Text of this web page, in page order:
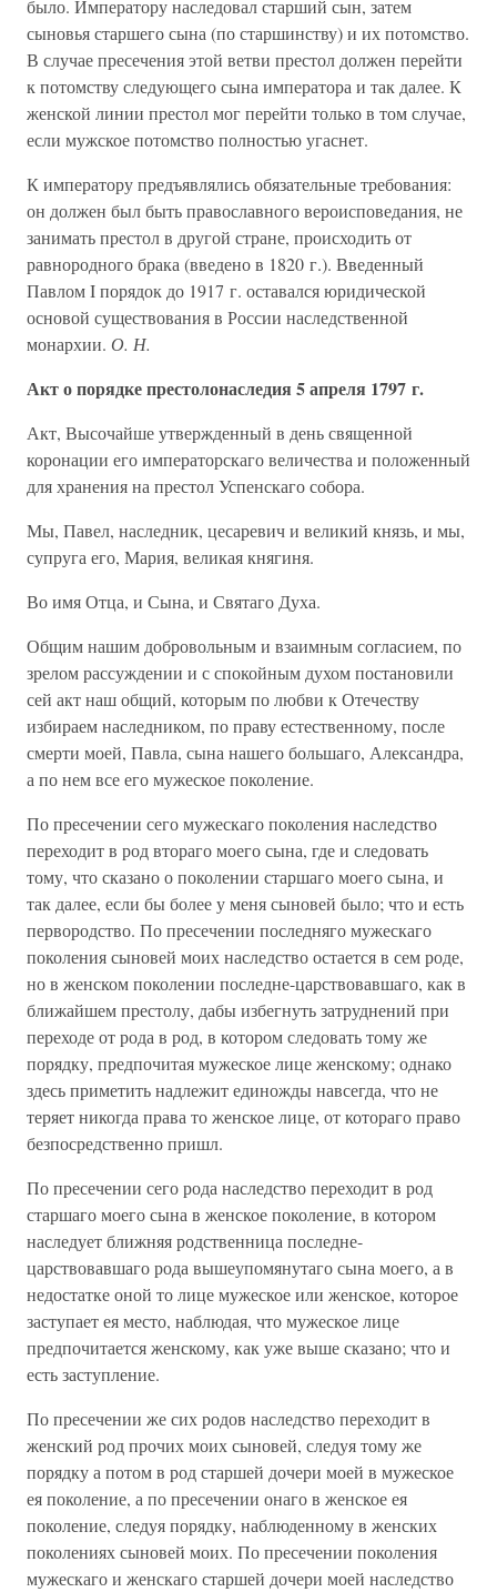
было. Императору наследовал старший сын, затем
сыновья старшего сына (по старшинству) и их потомство.
В случае пресечения этой ветви престол должен перейти
к потомству следующего сына императора и так далее. К
женской линии престол мог перейти только в том случае,
если мужское потомство полностью угаснет.
К императору предъявлялись обязательные требования:
он должен был быть православного вероисповедания, не
занимать престол в другой стране, происходить от
равнородного брака (введено в 1820 г.). Введенный
Павлом I порядок до 1917 г. оставался юридической
основой существования в России наследственной
монархии. О. Н.
Акт о порядке престолонаследия 5 апреля 1797 г.
Акт, Высочайше утвержденный в день священной
коронации его императорскаго величества и положенный
для хранения на престол Успенскаго собора.
Мы, Павел, наследник, цесаревич и великий князь, и мы,
супруга его, Мария, великая княгиня.
Во имя Отца, и Сына, и Святаго Духа.
Общим нашим добровольным и взаимным согласием, по
зрелом рассуждении и с спокойным духом постановили
сей акт наш общий, которым по любви к Отечеству
избираем наследником, по праву естественному, после
смерти моей, Павла, сына нашего большаго, Александра,
а по нем все его мужеское поколение.
По пресечении сего мужескаго поколения наследство
переходит в род втораго моего сына, где и следовать
тому, что сказано о поколении старшаго моего сына, и
так далее, если бы более у меня сыновей было; что и есть
первородство. По пресечении последняго мужескаго
поколения сыновей моих наследство остается в сем роде,
но в женском поколении последне-царствовавшаго, как в
ближайшем престолу, дабы избегнуть затруднений при
переходе от рода в род, в котором следовать тому же
порядку, предпочитая мужеское лице женскому; однако
здесь приметить надлежит единожды навсегда, что не
теряет никогда права то женское лице, от котораго право
безпосредственно пришл.
По пресечении сего рода наследство переходит в род
старшаго моего сына в женское поколение, в котором
наследует ближняя родственница последне-
царствовавшаго рода вышеупомянутаго сына моего, а в
недостатке оной то лице мужеское или женское, которое
заступает ея место, наблюдая, что мужеское лице
предпочитается женскому, как уже выше сказано; что и
есть заступление.
По пресечении же сих родов наследство переходит в
женский род прочих моих сыновей, следуя тому же
порядку а потом в род старшей дочери моей в мужеское
ея поколение, а по пресечении онаго в женское ея
поколение, следуя порядку, наблюденному в женских
поколениях сыновей моих. По пресечении поколения
мужескаго и женскаго старшей дочери моей наследство